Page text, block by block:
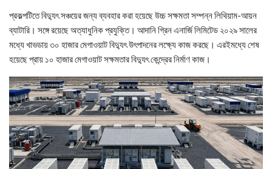
প্রকল্পটিতে বিদ্যুৎ সঞ্চয়ের জন্য ব্যবহার করা হয়েছে উচ্চ সক্ষমতা সম্পন্ন লিথিয়াম-আয়ন
ব্যাটারি। সঙ্গে রয়েছে অত্যাধুনিক প্রযুক্তি। আদানি গ্রিন এনার্জি লিমিটেড ২০২৯ সালের
মধ্যে খাভডায় ৩০ হাজার মেগাওয়াট বিদ্যুৎ উৎপাদনের লক্ষ্যে কাজ করছে। এরইমধ্যে শেষ
হয়েছে প্রায় ১০ হাজার মেগাওয়াট সক্ষমতার বিদ্যুৎ কেন্দ্রের নির্মাণ কাজ।